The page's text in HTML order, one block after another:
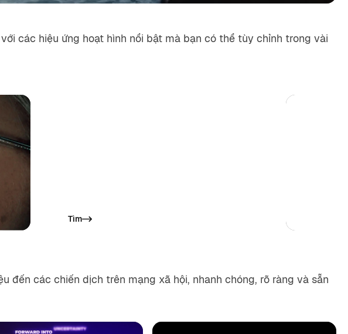
các hiệu ứng hoạt hình nổi bật mà bạn có thể tùy chỉnh trong vài
Tìm
đến các chiến dịch trên mạng xã hội, nhanh chóng, rõ ràng và sẵn